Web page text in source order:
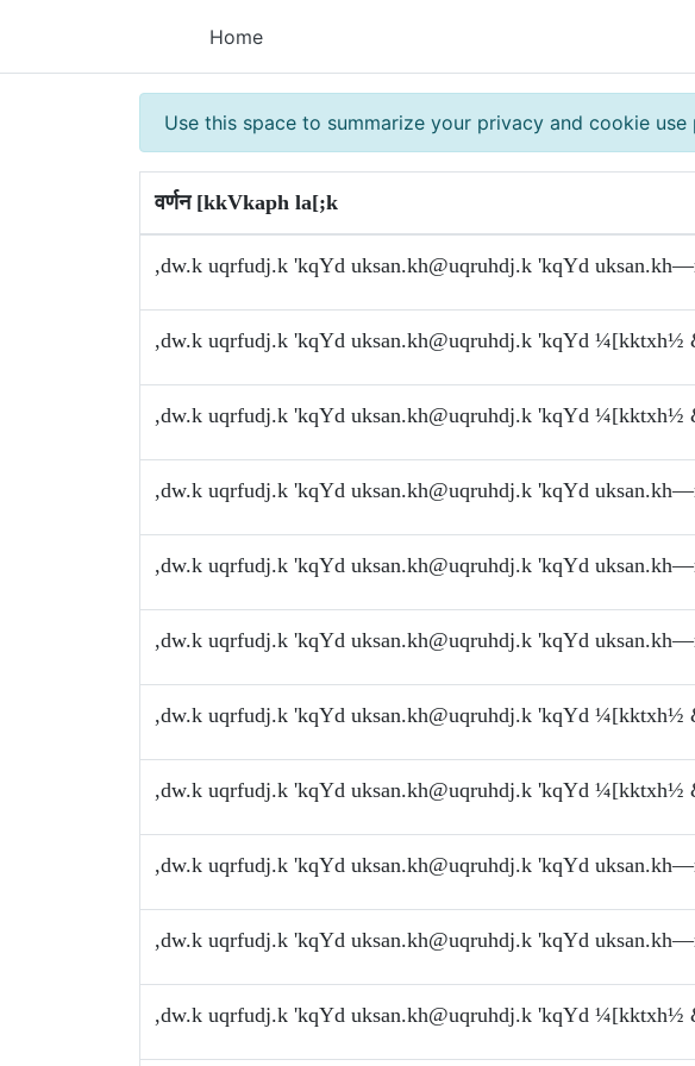
Home
Use this space to summarize your privacy and cookie use
वर्णन [kkVkaph la[;k
,dw.k uqrfudj.k 'kqYd uksan.kh@uqruhdj.k 'kqYd
,dw.k uqrfudj.k 'kqYd uksan.kh@uqruhdj.k 'kqYd ¼[kktxh½
,dw.k uqrfudj.k 'kqYd uksan.kh@uqruhdj.k 'kqYd ¼[kktxh½
,dw.k uqrfudj.k 'kqYd uksan.kh@uqruhdj.k 'kqYd
,dw.k uqrfudj.k 'kqYd uksan.kh@uqruhdj.k 'kqYd
,dw.k uqrfudj.k 'kqYd uksan.kh@uqruhdj.k 'kqYd
,dw.k uqrfudj.k 'kqYd uksan.kh@uqruhdj.k 'kqYd ¼[kktxh½
,dw.k uqrfudj.k 'kqYd uksan.kh@uqruhdj.k 'kqYd ¼[kktxh½
,dw.k uqrfudj.k 'kqYd uksan.kh@uqruhdj.k 'kqYd
,dw.k uqrfudj.k 'kqYd uksan.kh@uqruhdj.k 'kqYd
,dw.k uqrfudj.k 'kqYd uksan.kh@uqruhdj.k 'kqYd ¼[kktxh½